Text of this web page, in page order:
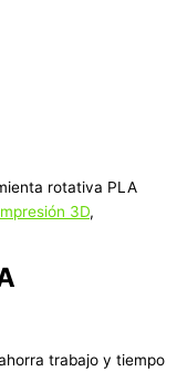
rotativa PLA
3D,
trabajo y tiempo